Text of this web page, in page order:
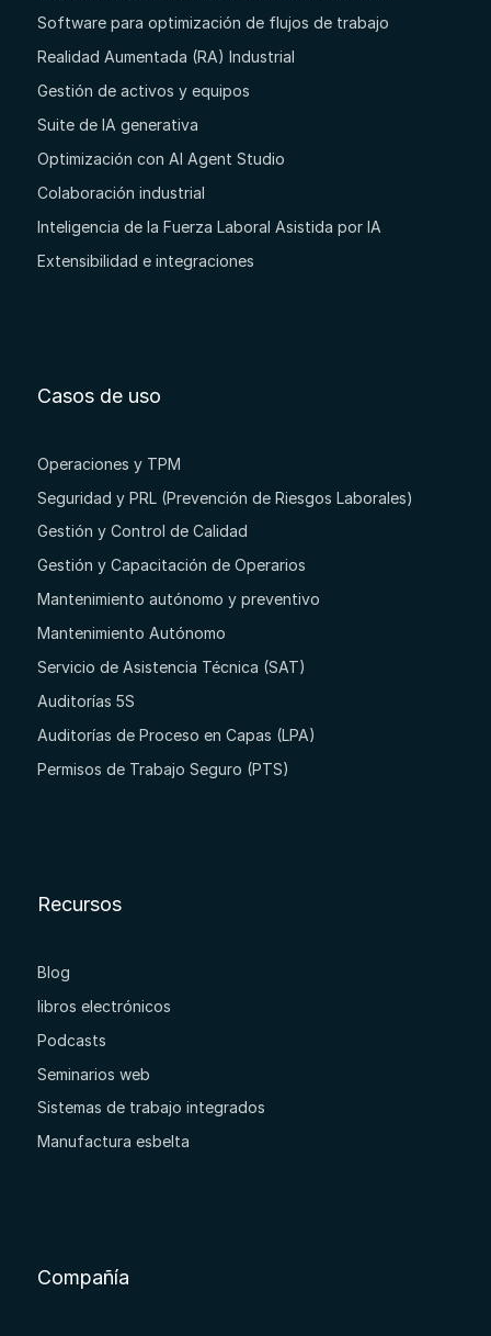
Software para optimización de flujos de trabajo
Realidad Aumentada (RA) Industrial
Gestión de activos y equipos
Suite de IA generativa
Optimización con AI Agent Studio
Colaboración industrial
Inteligencia de la Fuerza Laboral Asistida por IA
Extensibilidad e integraciones
Casos de uso
Operaciones y TPM
Seguridad y PRL (Prevención de Riesgos Laborales)
Gestión y Control de Calidad
Gestión y Capacitación de Operarios
Mantenimiento autónomo y preventivo
Mantenimiento Autónomo
Servicio de Asistencia Técnica (SAT)
Auditorías 5S
Auditorías de Proceso en Capas (LPA)
Permisos de Trabajo Seguro (PTS)
Recursos
Blog
libros electrónicos
Podcasts
Seminarios web
Sistemas de trabajo integrados
Manufactura esbelta
Compañía